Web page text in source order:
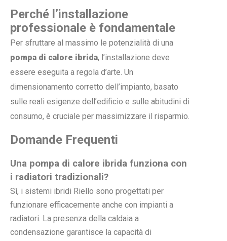
Perché l’installazione
professionale è fondamentale
Per sfruttare al massimo le potenzialità di una
pompa di calore ibrida, l’installazione deve
essere eseguita a regola d’arte. Un
dimensionamento corretto dell’impianto, basato
sulle reali esigenze dell’edificio e sulle abitudini di
consumo, è cruciale per massimizzare il risparmio.
Domande Frequenti
Una pompa di calore ibrida funziona con
i radiatori tradizionali?
Sì, i sistemi ibridi Riello sono progettati per
funzionare efficacemente anche con impianti a
radiatori. La presenza della caldaia a
condensazione garantisce la capacità di